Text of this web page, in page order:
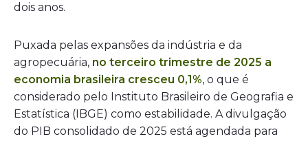
dois anos.
Puxada pelas expansões da indústria e da
agropecuária, no terceiro trimestre de 2025 a
economia brasileira cresceu 0,1%, o que é
considerado pelo Instituto Brasileiro de Geografia e
Estatística (IBGE) como estabilidade. A divulgação
do PIB consolidado de 2025 está agendada para